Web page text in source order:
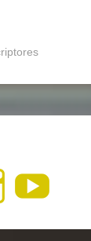
Ver
perfil